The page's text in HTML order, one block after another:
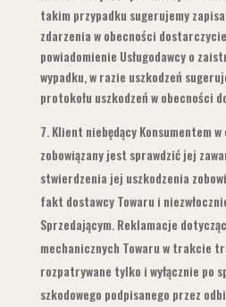
takim przypadku sugerujemy
zdarzenia w obecności
powiadomienie Usługodawcy o
wypadku, w razie uszkodzeń
protokołu uszkodzeń w obecności
Klient niebędący Konsumentem
zobowiązany jest sprawdzić jej
stwierdzenia jej uszkodzenia
fakt dostawcy Towaru i
Sprzedającym. Reklamacje
mechanicznych Towaru w trakcie
rozpatrywane tylko i wyłącznie po
szkodowego podpisanego przez